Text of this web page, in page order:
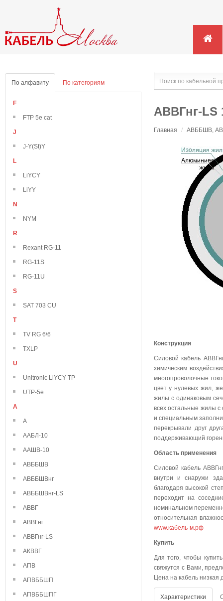
По алфавиту По категориям
F
FTP 5e cat
J
J-Y(St)Y
L
LiYCY
LiYY
N
NYM
R
Rexant RG-11
RG-11S
RG-11U
S
SAT 703 CU
T
TV RG 6\6
TXLP
U
Unitronic LiYCY TP
UTP-5e
А
А
ААБЛ-10
ААШВ-10
АВББШВ
АВББШВнг
АВББШВнг-LS
АВВГ
АВВГнг
АВВГнг-LS
АКВВГ
АПВ
АПВББШП
АПВББШПГ
АВВГнг-LS
Главная / АВББШВ,
Конструкция
Силовой кабель
химическим
многопроволочные
цвет у нулевых жил,
жилы с одинаковым
всех остальные жилы с
и специальным
перекрывали друг
поддерживающий
Область применения
Силовой кабель
внутри и снаружи
благодаря высокой
переходит на
номинальном
относительная
www.кабель-м.рф
Для того, чтобы
свяжутся с Вами,
Цена на кабель низкая
Характеристики